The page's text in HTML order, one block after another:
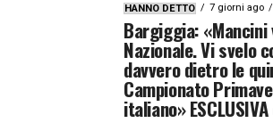
HANNO DETTO 7 giorni ago
Bargiggia: «Mancini
Nazionale. Vi svelo
davvero dietro le
Campionato
italiano» ESCLUSIVA